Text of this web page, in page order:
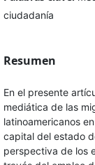
ciudadanía
Resumen
En el presente
mediática de las
latinoamericanos
capital del estado
perspectiva de los